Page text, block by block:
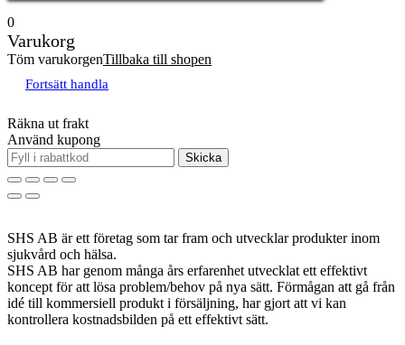
0
Varukorg
Töm varukorgenTillbaka till shopen
Fortsätt handla
Räkna ut frakt
Använd kupong
Skicka
SHS AB är ett företag som tar fram och utvecklar produkter inom
sjukvård och hälsa.
SHS AB har genom många års erfarenhet utvecklat ett effektivt
koncept för att lösa problem/behov på nya sätt. Förmågan att gå från
idé till kommersiell produkt i försäljning, har gjort att vi kan
kontrollera kostnadsbilden på ett effektivt sätt.